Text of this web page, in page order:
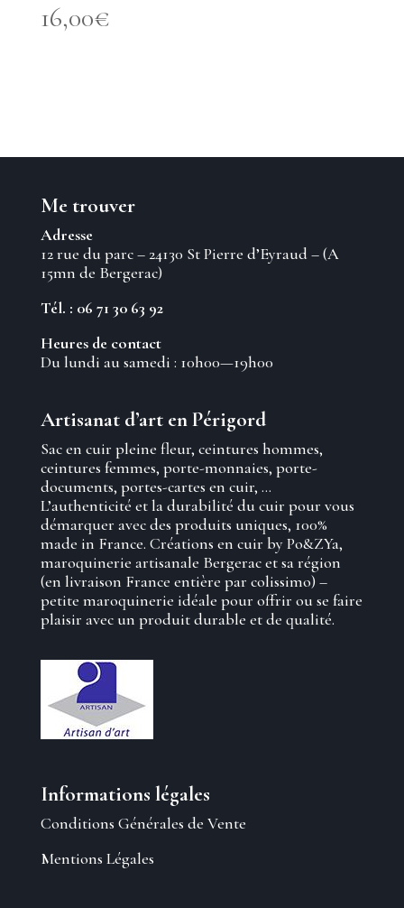
16,00€
Me trouver
Adresse
12 rue du parc – 24130 St Pierre d’Eyraud – (A
15mn de Bergerac)
Tél. : 06 71 30 63 92
Heures de contact
Du lundi au samedi : 10h00—19h00
Artisanat d’art en Périgord
Sac en cuir pleine fleur, ceintures hommes,
ceintures femmes, porte-monnaies, porte-
documents, portes-cartes en cuir, …
L’authenticité et la durabilité du cuir pour vous
démarquer avec des produits uniques, 100%
made in France. Créations en cuir by Po&ZYa,
maroquinerie artisanale Bergerac et sa région
(en livraison France entière par colissimo) –
petite maroquinerie idéale pour offrir ou se faire
plaisir avec un produit durable et de qualité.
Informations légales
Conditions Générales de Vente
Mentions Légales